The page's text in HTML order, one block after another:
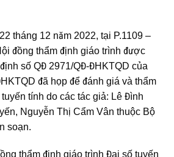
12 năm 2022, tại P.1109 – Khoa Toán
giáo trình được thành lập theo quyết
của Hiệu trưởng trường ĐHKTQD đã
định giáo trình Đại số tuyến tính do các
Trọng Tuyến, Nguyễn Thị Cẩm Vân
biên soạn.
định giáo trình Đại số tuyến tính